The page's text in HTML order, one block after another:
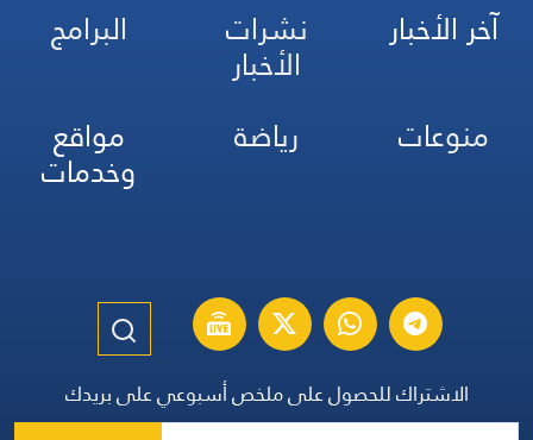
آخر الأخبار نشرات
الأخبار
البرامج
منوعات
رياضة مواقع
وخدمات
الاشتراك للحصول على ملخص أسبوعي على بريدك